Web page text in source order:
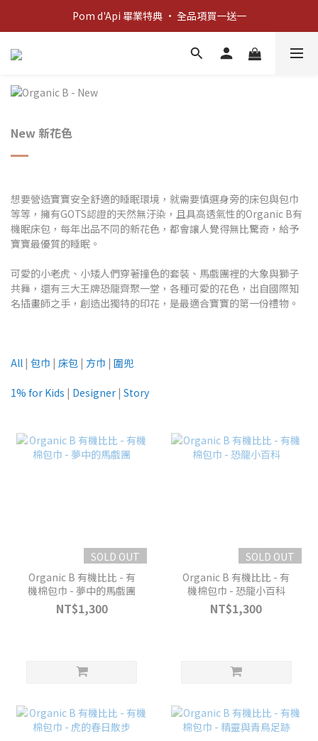
新客歡迎禮：輸入 "welcome10" 享首單九折！
Pom d'Api 畢業特典 · 全品項買一送一
新客歡迎禮：輸入 "welcome10" 享首單九折！
New 新花色
想要營造寶寶安全舒適的睡眠環境，就需要慎選身旁的床包與包巾
等等，擁有GOTS認證的天然無汙染，且具高透氣性的Organic B有
機眠床包，每年出品不同的新花色，都會讓人覺得無比驚奇，給予
寶寶最優質的睡眠。
可愛的小老虎、小矮人們穿著撞色的套裝、馬戲團裡的大象與獅子
共舞，還有三大王牌恐龍齊聚一堂，各種可愛的花色，出自國際知
名插畫師之手，創造出獨特的印花，是最適合寶寶的第一份禮物。
All | 包巾 | 床包 | 方巾 | 圍兜
1% for Kids | Designer | Story
SOLD OUT
Organic B 有機比比 - 有
機棉包巾 - 夢中的馬戲團
NT$1,300
SOLD OUT
Organic B 有機比比 - 有
機棉包巾 - 恐龍小百科
NT$1,300